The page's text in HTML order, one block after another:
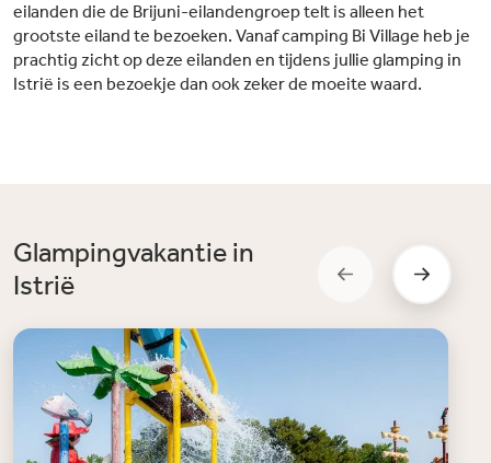
eilanden die de Brijuni-eilandengroep telt is alleen het
grootste eiland te bezoeken. Vanaf camping Bi Village heb je
prachtig zicht op deze eilanden en tijdens jullie glamping in
Istrië is een bezoekje dan ook zeker de moeite waard.
Glampingvakantie in
Istrië